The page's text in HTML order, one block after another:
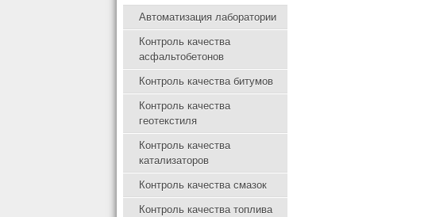
Автоматизация лаборатории
Контроль качества
асфальтобетонов
Контроль качества битумов
Контроль качества
геотекстиля
Контроль качества
катализаторов
Контроль качества смазок
Контроль качества топлива